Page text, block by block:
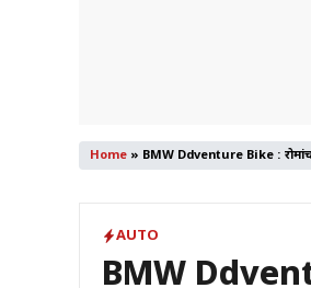
Home » BMW Ddventure Bike : रोमांच
AUTO
BMW